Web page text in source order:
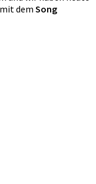
dem Song